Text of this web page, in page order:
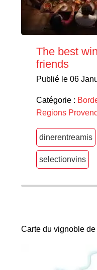
The best
friends
Publié le 06
Catégorie :
Regions
dinerentreamis
selectionvins
Carte du vignoble